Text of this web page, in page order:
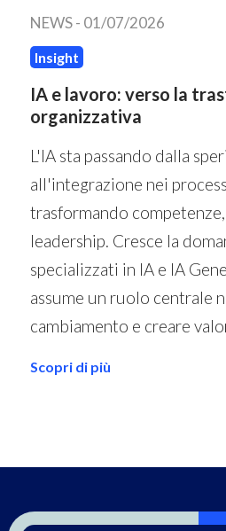
NEWS - 01/07/2026
Insight
IA e lavoro: verso la
organizzativa
L'IA sta passando dalla
all'integrazione nei
trasformando
leadership. Cresce la
specializzati in IA e IA
assume un ruolo centrale
cambiamento e creare
Scopri di più